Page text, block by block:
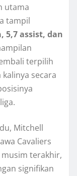
utama
tampil
5,7 assist, dan
terpilih
secara
Mitchell
Cavaliers
musim terakhir,
signifikan